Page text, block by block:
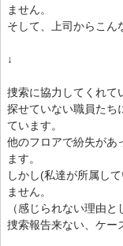
ません。
そして、上司からこん
↓
捜索に協力してくれて
探せていない職員たち
ています。
他のフロアで紛失があ
ます。
しかし(私達が所属し
ません。
（感じられない理由
捜索報告来ない、ケー